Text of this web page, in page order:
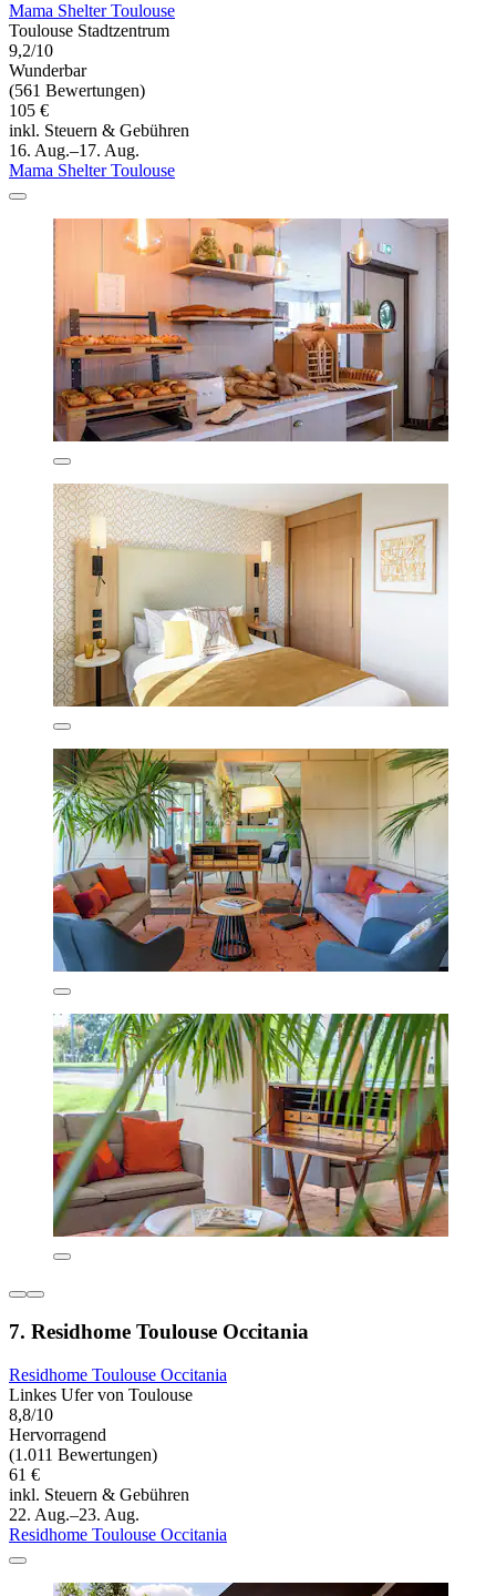
Mama Shelter Toulouse
Toulouse Stadtzentrum
9,2/10
Wunderbar
(561 Bewertungen)
105 €
inkl. Steuern & Gebühren
16. Aug.–17. Aug.
Mama Shelter Toulouse
7. Residhome Toulouse Occitania
Residhome Toulouse Occitania
Linkes Ufer von Toulouse
8,8/10
Hervorragend
(1.011 Bewertungen)
61 €
inkl. Steuern & Gebühren
22. Aug.–23. Aug.
Residhome Toulouse Occitania